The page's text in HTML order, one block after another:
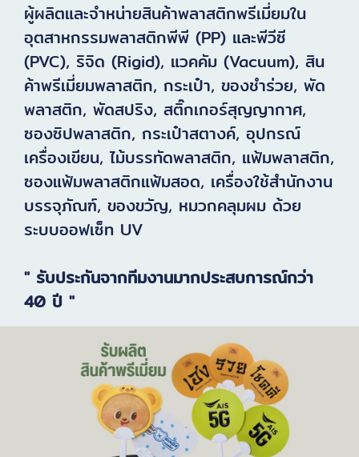
ผู้ผลิตและจำหน่ายสินค้าพลาสติกพรีเมี่ยมใน
อุตสาหกรรมพลาสติกพีพี (PP) และพีวีซี
(PVC), ริจิด (Rigid), แวคคัม (Vacuum), สิน
ค้าพรีเมี่ยมพลาสติก, กระเป๋า, ของชำร่วย, พัด
พลาสติก, พัดสปริง, สติ๊กเกอร์สุญญากาศ,
ซองซิปพลาสติก, กระเป๋าสตางค์, อุปกรณ์
เครื่องเขียน, ไม้บรรทัดพลาสติก, แฟ้มพลาสติก,
ซองแฟ้มพลาสติกแฟ้มสอด, เครื่องใช้สำนักงาน
บรรจุภัณฑ์, ของขวัญ, หมวกคลุมผม ด้วย
ระบบออฟเซ็ท UV
" รับประกันจากทีมงานมากประสบการณ์กว่า
40 ปี "